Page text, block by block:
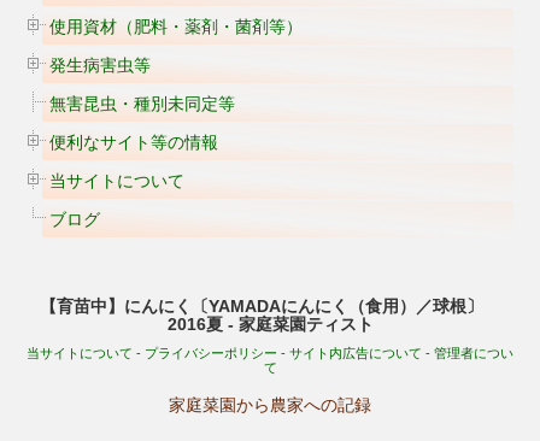
使用資材（肥料・薬剤・菌剤等）
発生病害虫等
無害昆虫・種別未同定等
便利なサイト等の情報
当サイトについて
ブログ
【育苗中】にんにく〔YAMADAにんにく（食用）／球根〕
2016夏 - 家庭菜園ティスト
当サイトについて - プライバシーポリシー - サイト内広告について - 管理者につい
て
家庭菜園から農家への記録